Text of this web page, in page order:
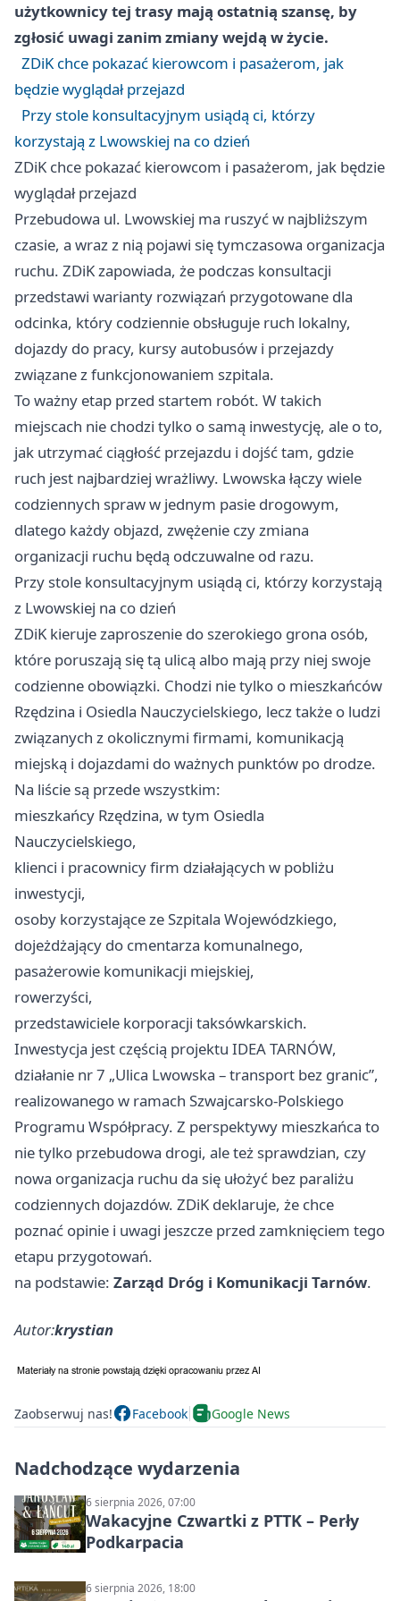
użytkownicy tej trasy mają ostatnią szansę, by
zgłosić uwagi zanim zmiany wejdą w życie.
ZDiK chce pokazać kierowcom i pasażerom, jak
będzie wyglądał przejazd
Przy stole konsultacyjnym usiądą ci, którzy
korzystają z Lwowskiej na co dzień
ZDiK chce pokazać kierowcom i pasażerom, jak będzie
wyglądał przejazd
Przebudowa ul. Lwowskiej ma ruszyć w najbliższym
czasie, a wraz z nią pojawi się tymczasowa organizacja
ruchu. ZDiK zapowiada, że podczas konsultacji
przedstawi warianty rozwiązań przygotowane dla
odcinka, który codziennie obsługuje ruch lokalny,
dojazdy do pracy, kursy autobusów i przejazdy
związane z funkcjonowaniem szpitala.
To ważny etap przed startem robót. W takich
miejscach nie chodzi tylko o samą inwestycję, ale o to,
jak utrzymać ciągłość przejazdu i dojść tam, gdzie
ruch jest najbardziej wrażliwy. Lwowska łączy wiele
codziennych spraw w jednym pasie drogowym,
dlatego każdy objazd, zwężenie czy zmiana
organizacji ruchu będą odczuwalne od razu.
Przy stole konsultacyjnym usiądą ci, którzy korzystają
z Lwowskiej na co dzień
ZDiK kieruje zaproszenie do szerokiego grona osób,
które poruszają się tą ulicą albo mają przy niej swoje
codzienne obowiązki. Chodzi nie tylko o mieszkańców
Rzędzina i Osiedla Nauczycielskiego, lecz także o ludzi
związanych z okolicznymi firmami, komunikacją
miejską i dojazdami do ważnych punktów po drodze.
Na liście są przede wszystkim:
mieszkańcy Rzędzina, w tym Osiedla
Nauczycielskiego,
klienci i pracownicy firm działających w pobliżu
inwestycji,
osoby korzystające ze Szpitala Wojewódzkiego,
dojeżdżający do cmentarza komunalnego,
pasażerowie komunikacji miejskiej,
rowerzyści,
przedstawiciele korporacji taksówkarskich.
Inwestycja jest częścią projektu IDEA TARNÓW,
działanie nr 7 „Ulica Lwowska – transport bez granic”,
realizowanego w ramach Szwajcarsko-Polskiego
Programu Współpracy. Z perspektywy mieszkańca to
nie tylko przebudowa drogi, ale też sprawdzian, czy
nowa organizacja ruchu da się ułożyć bez paraliżu
codziennych dojazdów. ZDiK deklaruje, że chce
poznać opinie i uwagi jeszcze przed zamknięciem tego
etapu przygotowań.
na podstawie: Zarząd Dróg i Komunikacji Tarnów.
Autor:krystian
Zaobserwuj nas! Facebook Google News
Nadchodzące wydarzenia
6 sierpnia 2026, 07:00
Wakacyjne Czwartki z PTTK – Perły
Podkarpacia
6 sierpnia 2026, 18:00